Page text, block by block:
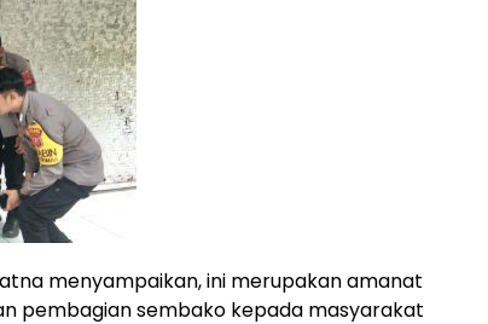
menyampaikan, ini merupakan amanat
pembagian sembako kepada masyarakat